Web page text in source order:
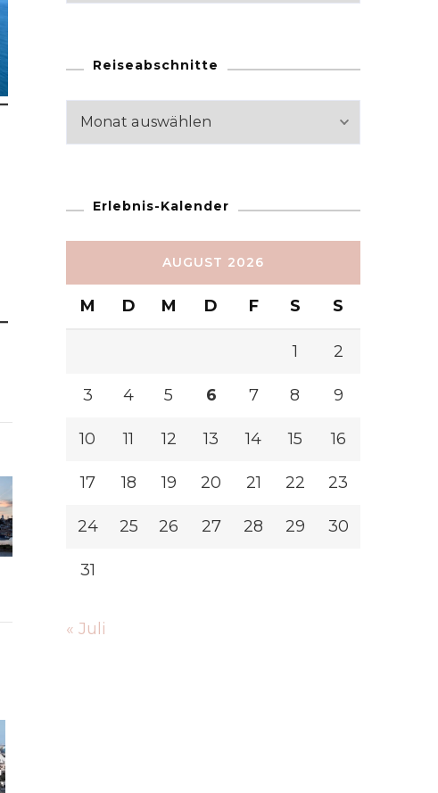
Reiseabschnitte
Reiseabschnitte
Erlebnis-Kalender
AUGUST 2026
M D M D F S S
1 2
3 4 5 6 7 8 9
10 11 12 13 14 15 16
17 18 19 20 21 22 23
24 25 26 27 28 29 30
31
« Juli